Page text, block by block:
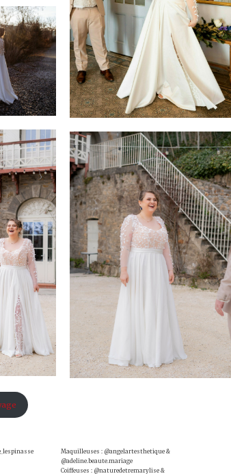
Maquilleuses : @angelartesthetique &
@adeline.beaute.mariage
Coiffeuses : @naturedetremarylise &